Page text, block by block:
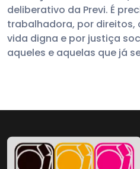
deliberativo da Previ. É
trabalhadora, por direitos,
vida digna e por justiça
aqueles e aquelas que já